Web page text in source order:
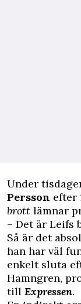
Under
Persson efter
brott lämnar
– Det är Leifs
Så är det
han har väl
enkelt sluta
Hamngren,
till Expressen.